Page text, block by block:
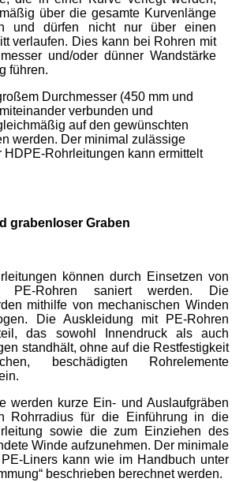
über die gesamte Kurvenlänge
und dürfen nicht nur über einen
verlaufen. Dies kann bei Rohren mit
und/oder dünner Wandstärke
führen.
Durchmesser (450 mm und
verbunden und
auf den gewünschten
werden. Der minimal zulässige
HDPE-Rohrleitungen kann ermittelt
grabenloser Graben
können durch Einsetzen von
PE-Rohren saniert werden. Die
mithilfe von mechanischen Winden
Die Auskleidung mit PE-Rohren
das sowohl Innendruck als auch
standhält, ohne auf die Restfestigkeit
beschädigten Rohrelemente
werden kurze Ein- und Auslaufgräben
Rohrradius für die Einführung in die
sowie die zum Einziehen des
Winde aufzunehmen. Der minimale
Liners kann wie im Handbuch unter
beschrieben berechnet werden.